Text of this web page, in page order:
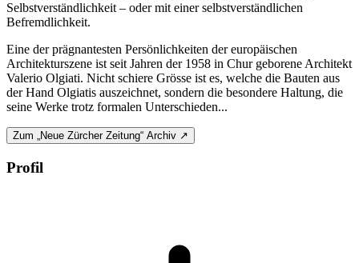
Selbstverständlichkeit – oder mit einer selbstverständlichen
Befremdlichkeit.
Eine der prägnantesten Persönlichkeiten der europäischen
Architekturszene ist seit Jahren der 1958 in Chur geborene Architekt
Valerio Olgiati. Nicht schiere Grösse ist es, welche die Bauten aus
der Hand Olgiatis auszeichnet, sondern die besondere Haltung, die
seine Werke trotz formalen Unterschieden...
Zum „Neue Zürcher Zeitung“ Archiv ↗
Profil